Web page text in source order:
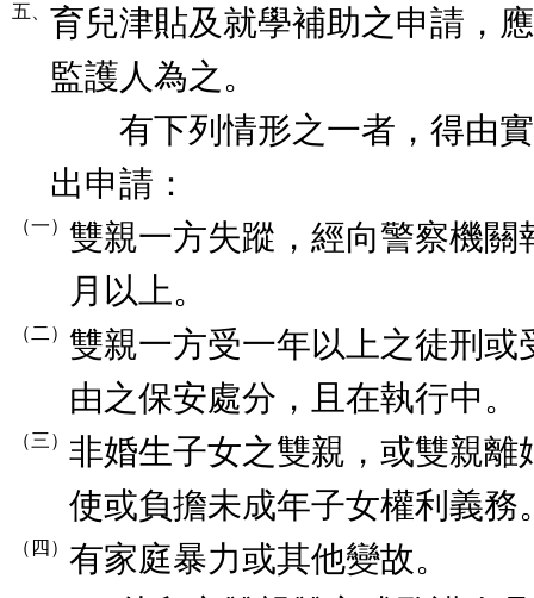
五、 育兒津貼及就學補助之申請，
監護人為之。
有下列情形之一者，得由實
出申請：
（一） 雙親一方失蹤，經向警察機關
月以上。
（二） 雙親一方受一年以上之徒刑或
由之保安處分，且在執行中。
（三） 非婚生子女之雙親，或雙親離
使或負擔未成年子女權利義務
（四） 有家庭暴力或其他變故。